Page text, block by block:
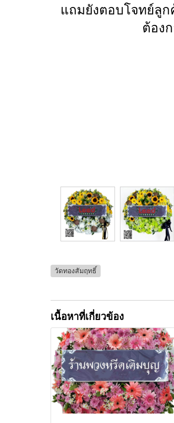
แถมยังตอบโจทย์ลู
ต้อง
วัดทองสัมฤทธิ์
เนื้อหาที่เกี่ยวข้อง